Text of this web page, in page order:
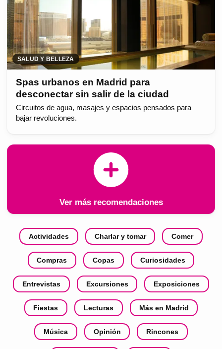
SALUD Y BELLEZA
Spas urbanos en Madrid para
desconectar sin salir de la ciudad
Circuitos de agua, masajes y espacios pensados para
bajar revoluciones.
Ver más recomendaciones
Actividades Charlar y tomar Comer
Compras Copas Curiosidades
Entrevistas Excursiones Exposiciones
Fiestas Lecturas Más en Madrid
Música Opinión Rincones